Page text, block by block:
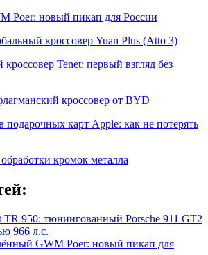
Poer: новый пикап для России
кроссовер Yuan Plus (Atto 3)
Tenet: первый взгляд без
кроссовер от BYD
подарочных карт Apple: как не потерять
кромок металла
TR 950: тюнингованный Porsche 911 GT2
966 л.с.
GWM Poer: новый пикап для